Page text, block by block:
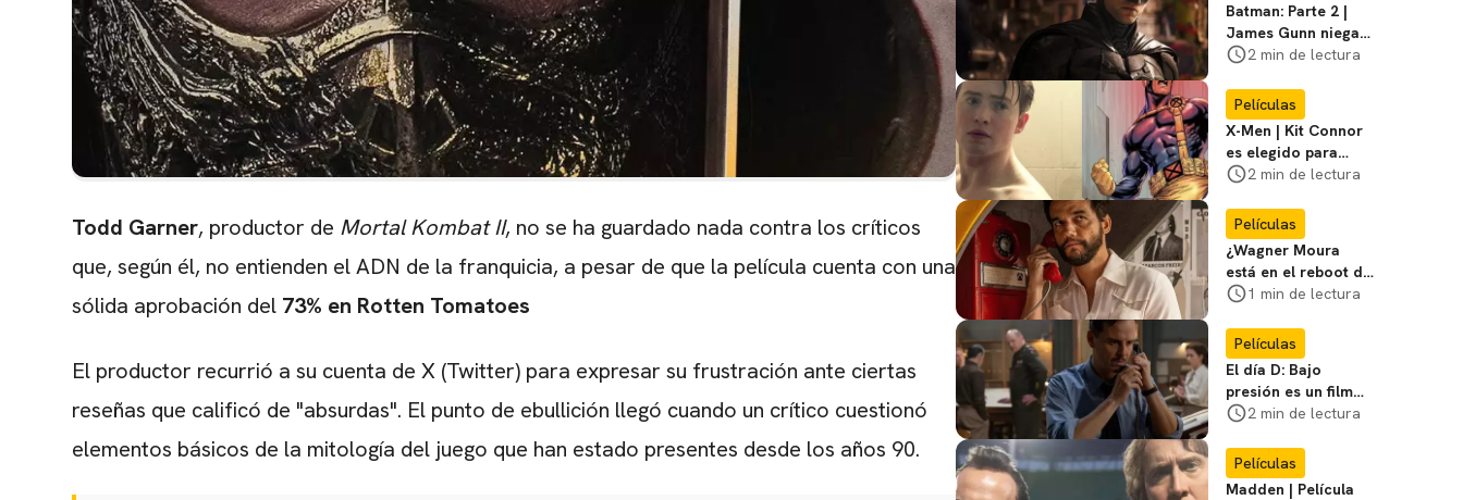
Todd Garner, productor de Mortal Kombat II, no se ha guardado nada contra los críticos
que, según él, no entienden el ADN de la franquicia, a pesar de que la película cuenta con una
sólida aprobación del 73% en Rotten Tomatoes
El productor recurrió a su cuenta de X (Twitter) para expresar su frustración ante ciertas
reseñas que calificó de "absurdas". El punto de ebullición llegó cuando un crítico cuestionó
elementos básicos de la mitología del juego que han estado presentes desde los años 90.
Batman: Parte 2 |
James Gunn niega
que se filme la parte
2 min de lectura
Películas
X-Men | Kit Connor
es elegido para
interpretar a
película
2 min de lectura
Películas
¿Wagner Moura
está en el reboot de
X-Men? El actor lo
1 min de lectura
Películas
El día D: Bajo
presión es un film
bélico distinto lleno
2 min de lectura
Películas
Madden | Película